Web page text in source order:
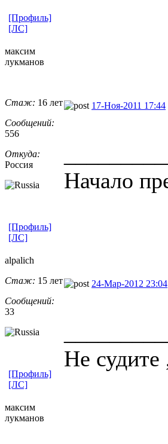
[Профиль]
[ЛС]
максим
лукманов
Стаж: 16 лет
Сообщений:
556
Откуда:
Россия
17-Ноя-2011 17:44
Начало
[Профиль]
[ЛС]
alpalich
Стаж: 15 лет
Сообщений:
33
24-Мар-2012 23:04
Не
[Профиль]
[ЛС]
максим
лукманов